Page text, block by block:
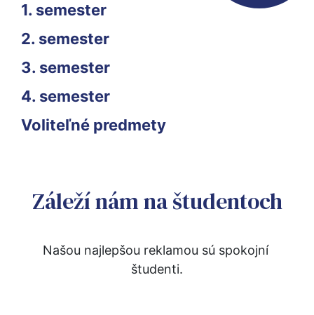
1. semester
2. semester
3. semester
4. semester
Voliteľné predmety
Záleží nám na študentoch
Našou najlepšou reklamou sú spokojní
študenti.